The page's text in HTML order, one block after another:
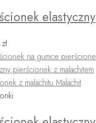
elastyczny
zł